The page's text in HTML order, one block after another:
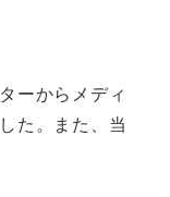
ーからメディ
た。また、当